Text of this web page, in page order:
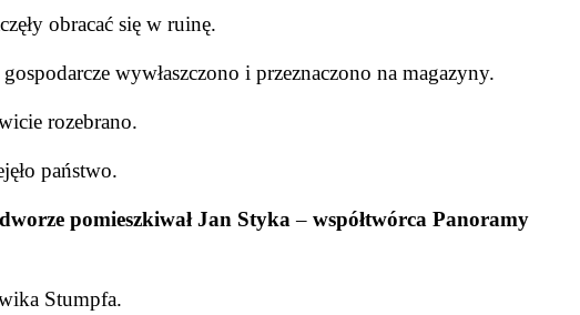
obracać się w ruinę.
wywłaszczono i przeznaczono na magazyny.
rozebrano.
państwo.
pomieszkiwał Jan Styka – współtwórca Panoramy
Stumpfa.